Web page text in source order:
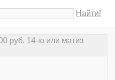
Найти!
руб. 14-ю или матиз